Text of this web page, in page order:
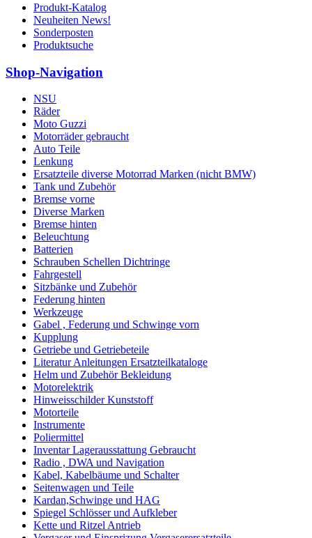
Produkt-Katalog
Neuheiten News!
Sonderposten
Produktsuche
Shop-Navigation
NSU
Räder
Moto Guzzi
Motorräder gebraucht
Auto Teile
Lenkung
Ersatzteile diverse Motorrad Marken (nicht BMW)
Tank und Zubehör
Bremse vorne
Diverse Marken
Bremse hinten
Beleuchtung
Batterien
Schrauben Schellen Dichtringe
Fahrgestell
Sitzbänke und Zubehör
Federung hinten
Werkzeuge
Gabel , Federung und Schwinge vorn
Kupplung
Getriebe und Getriebeteile
Literatur Anleitungen Ersatzteilkataloge
Helm und Zubehör Bekleidung
Motorelektrik
Hinweisschilder Kunststoff
Motorteile
Instrumente
Poliermittel
Inventar Lagerausstattung Gebraucht
Radio , DWA und Navigation
Kabel, Kabelbäume und Schalter
Seitenwagen und Teile
Kardan,Schwinge und HAG
Spiegel Schlösser und Aufkleber
Kette und Ritzel Antrieb